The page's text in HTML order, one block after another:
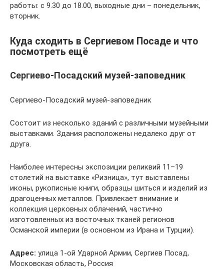
работы: с 9.30 до 18.00, выходные дни – понедельник,
вторник.
Куда сходить в Сергиевом Посаде и что
посмотреть ещё
Сергиево-Посадский музей-заповедник
Сергиево-Посадский музей-заповедник
Состоит из несколько зданий с различными музейными
выставками. Здания расположены недалеко друг от
друга.
Наиболее интересны экспозиции реликвий 11–19
столетий на выставке «Ризница», тут выставлены
иконы, рукописные книги, образцы шиться и изделий из
драгоценных металлов. Привлекает внимание и
коллекция церковных облачений, частично
изготовленных из восточных тканей регионов
Османской империи (в основном из Ирана и Турции).
Адрес: улица 1-ой Ударной Армии, Сергиев Посад,
Московская область, Россия